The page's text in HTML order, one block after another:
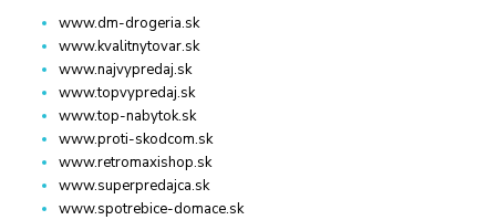
www.dm-drogeria.sk
www.kvalitnytovar.sk
www.najvypredaj.sk
www.topvypredaj.sk
www.top-nabytok.sk
www.proti-skodcom.sk
www.retromaxishop.sk
www.superpredajca.sk
www.spotrebice-domace.sk